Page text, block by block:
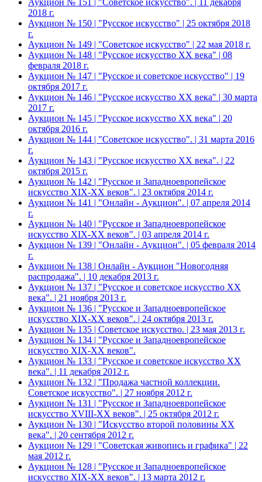
2018 г.
Аукцион № 150 | "Русское искусство" | 25 октября 2018
г.
Аукцион № 149 | "Советское искусство" | 22 мая 2018 г.
Аукцион № 148 | "Русское искусство ХХ века" | 08
февраля 2018 г.
Аукцион № 147 | "Русское и советское искусство" | 19
октября 2017 г.
Аукцион № 146 | "Русское искусство ХХ века" | 30 марта
2017 г.
Аукцион № 145 | "Русское искусство ХХ века" | 20
октября 2016 г.
Аукцион № 144 | "Советское искусство". | 31 марта 2016
г.
Аукцион № 143 | "Русское искусство ХХ века". | 22
октября 2015 г.
Аукцион № 142 | "Русское и Западноевропейское
искусство XIX-ХХ веков". | 23 октября 2014 г.
Аукцион № 141 | "Онлайн - Аукцион". | 07 апреля 2014
г.
Аукцион № 140 | "Русское и Западноевропейское
искусство XIX-ХХ веков". | 03 апреля 2014 г.
Аукцион № 139 | "Онлайн - Аукцион". | 05 февраля 2014
г.
Аукцион № 138 | Онлайн - Аукцион "Новогодняя
распродажа". | 10 декабря 2013 г.
Аукцион № 137 | "Русское и советское искусство ХХ
века". | 21 ноября 2013 г.
Аукцион № 136 | "Русское и Западноевропейское
искусство XIX-ХХ веков". | 24 октября 2013 г.
Аукцион № 135 | Советское искусство. | 23 мая 2013 г.
Аукцион № 134 | "Русское и Западноевропейское
искусство XIX-ХХ веков".
Аукцион № 133 | "Русское и советское искусство ХХ
века". | 11 декабря 2012 г.
Аукцион № 132 | "Продажа частной коллекции.
Советское искусство". | 27 ноября 2012 г.
Аукцион № 131 | "Русское и Западноевропейское
искусство XVIII-ХХ веков". | 25 октября 2012 г.
Аукцион № 130 | "Искусство второй половины XX
века". | 20 сентября 2012 г.
Аукцион № 129 | "Советская живопись и графика" | 22
мая 2012 г.
Аукцион № 128 | "Русское и Западноевропейское
искусство XIX-ХХ веков". | 13 марта 2012 г.